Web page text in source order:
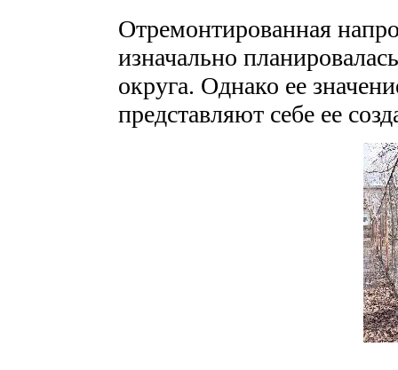
Отремонтированная
изначально
округа. Однако ее
представляют себе ее